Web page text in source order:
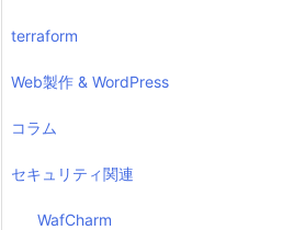
terraform
Web製作 & WordPress
コラム
セキュリティ関連
WafCharm